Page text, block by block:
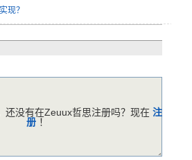
现？
还没有在Zeuux哲思注册吗？现在 注
册 ！